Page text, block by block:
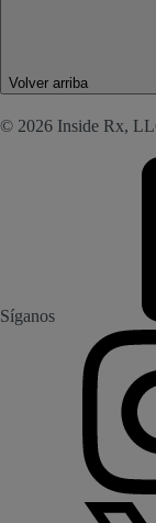
Volver arriba
© 2026 Inside Rx,
Síganos